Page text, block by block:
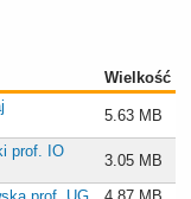
Wielkość
5.63 MB
prof. IO
3.05 MB